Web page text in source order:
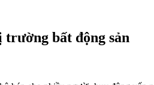
bất động sản